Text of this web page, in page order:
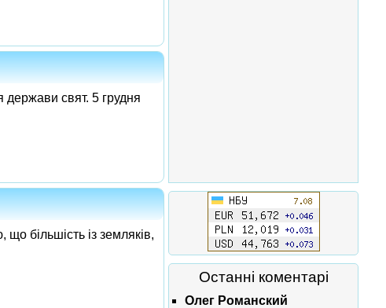
держави свят. 5 грудня
більшість із земляків,
Останні коментарі
Олег Романский